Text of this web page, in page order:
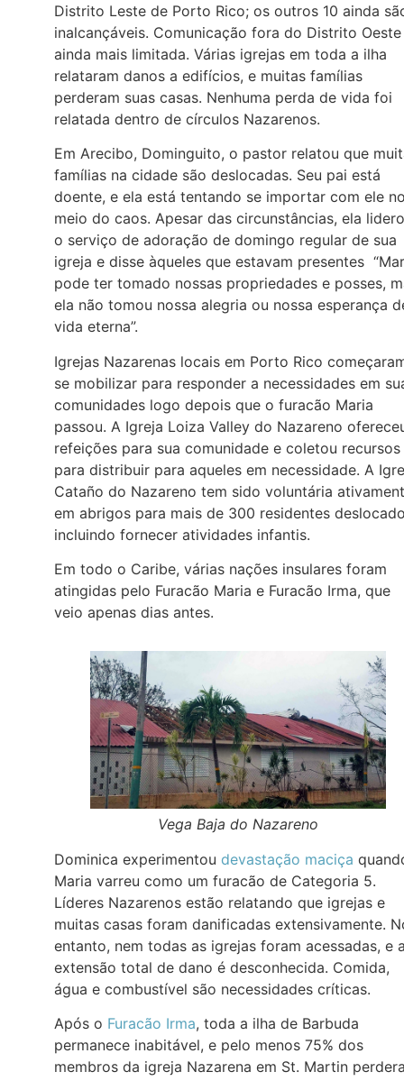
Distrito Leste de Porto Rico; os outros 10 ainda
inalcançáveis. Comunicação fora do Distrito
ainda mais limitada. Várias igrejas em toda a ilha
relataram danos a edifícios, e muitas famílias
perderam suas casas. Nenhuma perda de vida foi
relatada dentro de círculos Nazarenos.
Em Arecibo, Dominguito, o pastor relatou que
famílias na cidade são deslocadas. Seu pai está
doente, e ela está tentando se importar com ele
meio do caos. Apesar das circunstâncias, ela
o serviço de adoração de domingo regular de sua
igreja e disse àqueles que estavam presentes
pode ter tomado nossas propriedades e posses,
ela não tomou nossa alegria ou nossa esperança
vida eterna”.
Igrejas Nazarenas locais em Porto Rico
se mobilizar para responder a necessidades em
comunidades logo depois que o furacão Maria
passou. A Igreja Loiza Valley do Nazareno
refeições para sua comunidade e coletou recursos
para distribuir para aqueles em necessidade. A
Cataño do Nazareno tem sido voluntária
em abrigos para mais de 300 residentes
incluindo fornecer atividades infantis.
Em todo o Caribe, várias nações insulares foram
atingidas pelo Furacão Maria e Furacão Irma, que
veio apenas dias antes.
Vega Baja do Nazareno
Dominica experimentou devastação maciça
Maria varreu como um furacão de Categoria 5.
Líderes Nazarenos estão relatando que igrejas e
muitas casas foram danificadas extensivamente.
entanto, nem todas as igrejas foram acessadas, e
extensão total de dano é desconhecida. Comida,
água e combustível são necessidades críticas.
Após o Furacão Irma, toda a ilha de Barbuda
permanece inabitável, e pelo menos 75% dos
membros da igreja Nazarena em St. Martin